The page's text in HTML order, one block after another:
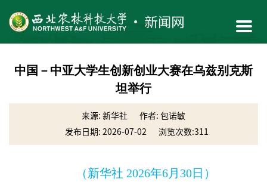
中国－中亚大学生创新创业大赛在乌兹别克斯
坦举行
来源: 新华社
作者: 包诺敏
发布日期: 2026-07-02
浏览次数:311
（新华社 2026年6月30日）